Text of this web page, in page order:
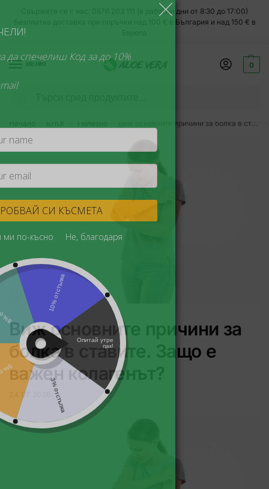
Свържете се с нас: 0876 203 111 (в работни дни от 8:30 до 17:00)
Безплатна доставка при поръчки над 100 € в България и над 150 € в
0
Виж основните причини за болка в ставите. Защо е важен колагенът?
Виж основните причини за
болка в ставите. Защо е
важен колагенът?
24.07.2026
ЗАВЪРТИ И СПЕЧЕЛИ!
Спри колелото, за да спечелиш Код за до 10%
1 завъртане на email
ИЗПРОБВАЙ СИ КЪСМЕТА
Никога Напомни ми по-късно